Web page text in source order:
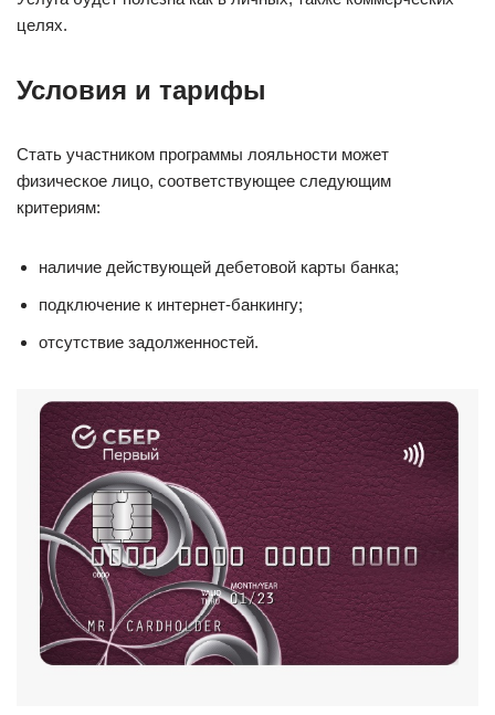
целях.
Условия и тарифы
Стать участником программы лояльности может
физическое лицо, соответствующее следующим
критериям:
наличие действующей дебетовой карты банка;
подключение к интернет-банкингу;
отсутствие задолженностей.